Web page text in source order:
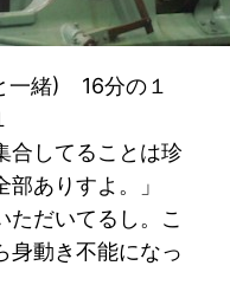
一緒) 16分の１
合してることは珍
ありすよ。」
ただいてるし。こ
身動き不能になっ